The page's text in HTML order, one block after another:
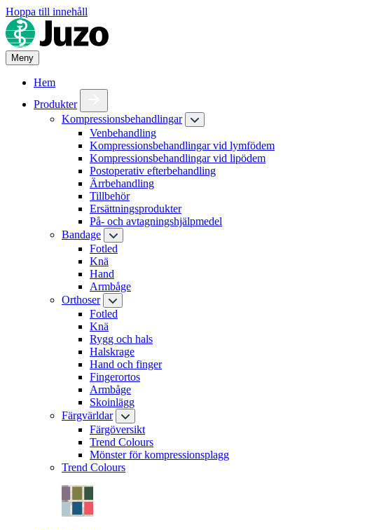
Hoppa till innehåll
Meny
Hem
Produkter
Kompressionsbehandlingar
Venbehandling
Kompressionsbehandlingar vid lymfödem
Kompressionsbehandlingar vid lipödem
Postoperativ efterbehandling
Ärrbehandling
Tillbehör
Ersättningsprodukter
På- och avtagningshjälpmedel
Bandage
Fotled
Knä
Hand
Armbåge
Orthoser
Fotled
Knä
Rygg och hals
Halskrage
Hand och finger
Fingerortos
Armbåge
Skoinlägg
Färgvärldar
Färgöversikt
Trend Colours
Mönster för kompressionsplagg
Trend Colours